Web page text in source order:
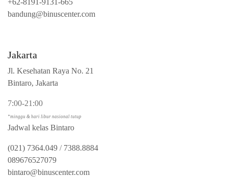
+62-8191-9131-665
bandung@binuscenter.com
Jakarta
Jl. Kesehatan Raya No. 21
Bintaro, Jakarta
7:00-21:00
*minggu & hari libur nasional tutup
Jadwal kelas Bintaro
(021) 7364.049 / 7388.8884
089676527079
bintaro@binuscenter.com